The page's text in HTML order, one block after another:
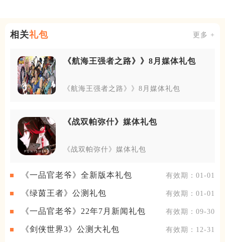
相关礼包 更多 +
《航海王强者之路》》8月媒体礼包
《航海王强者之路》》8月媒体礼包
《战双帕弥什》媒体礼包
《战双帕弥什》媒体礼包
《一品官老爷》全新版本礼包 有效期：01-01
《绿茵王者》公测礼包 有效期：01-01
《一品官老爷》22年7月新闻礼包 有效期：09-30
《剑侠世界3》公测大礼包 有效期：12-31